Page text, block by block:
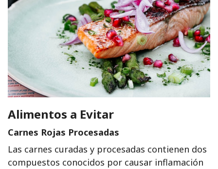
Alimentos a Evitar
Carnes Rojas Procesadas
Las carnes curadas y procesadas contienen dos
compuestos conocidos por causar inflamación